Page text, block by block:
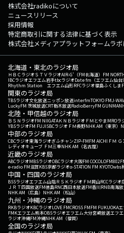
株式会社radikoについて
ニュースリリース
採用情報
特定商取引に関する法律に基づく表示
株式会社メディアプラットフォームラ
北海道・東北のラジオ局
ＨＢＣラジオＳＴＶラジオAIR-G'（FM北海道） FM
IBCラジオエフエム岩手tbcラジオDate fm（エフエム仙台）
Rhythm Station エフエム山形RFCラジオ福島ふくしま
関東のラジオ局
TBSラジオ文化放送ニッポン放送interfmTOKYO FMJ-
LuckyFM 茨城放送CRT栃木放送RadioBerryFM GUNMA
北陸・甲信越のラジオ局
ＢＳＮラジオFM NIIGATAＫＮＢラジオ ＦＭとやまMROラ
YBSラジオFM FUJISBCラジオ ＦＭ長野NHK AM（東京）
中部のラジオ局
CBCラジオ東海ラジオぎふチャンZIP-FMFM AICHI ＦＭ Ｇ
レディオキューブ ＦＭ三重NHK AM（名古屋）
近畿のラジオ局
ABCラジオMBSラジオOBCラジオ大阪FM COCOLOFM802
e-radio FM滋賀KBS京都ラジオα-STATION FM KYOTOwbs
中国・四国のラジオ局
BSSラジオエフエム山陰ＲＳＫラジオ ＦＭ岡山RCCラジオ
ＪＲＴ四国放送FM徳島RNC西日本放送FM香川RNB南海
NHK AM（広島） NHK AM（松山）
九州・沖縄のラジオ局
RKBラジオKBCラジオLOVE FMCROSS FMFM FUKUOKAエ
FMKエフエム熊本OBSラジオエフエム大分宮崎放送エフ
ラジオ沖縄FM沖縄NHK AM（福岡）
全国のラジオ局